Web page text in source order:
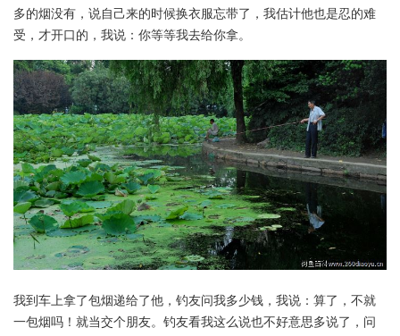
多的烟没有，说自己来的时候换衣服忘带了，我估计他也是忍的难
受，才开口的，我说：你等等我去给你拿。
我到车上拿了包烟递给了他，钓友问我多少钱，我说：算了，不就
一包烟吗！就当交个朋友。钓友看我这么说也不好意思多说了，问